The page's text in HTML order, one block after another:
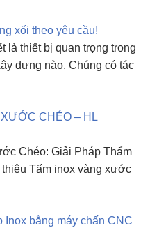
xối theo yêu cầu!
là thiết bị quan trọng trong
dựng nào. Chúng có tác
CHÉO – HL
Chéo: Giải Pháp Thẩm
Tấm inox vàng xước
Inox bằng máy chấn CNC